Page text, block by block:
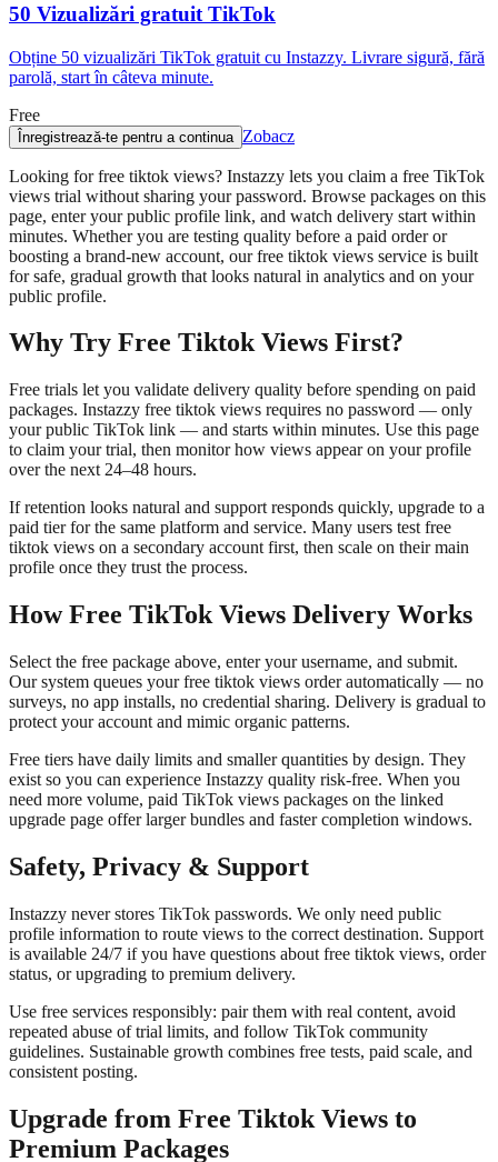
50 Vizualizări gratuit TikTok
Obține 50 vizualizări TikTok gratuit cu Instazzy. Livrare sigură, fără
parolă, start în câteva minute.
Free
Înregistrează-te pentru a continua Zobacz
Looking for free tiktok views? Instazzy lets you claim a free TikTok
views trial without sharing your password. Browse packages on this
page, enter your public profile link, and watch delivery start within
minutes. Whether you are testing quality before a paid order or
boosting a brand-new account, our free tiktok views service is built
for safe, gradual growth that looks natural in analytics and on your
public profile.
Why Try Free Tiktok Views First?
Free trials let you validate delivery quality before spending on paid
packages. Instazzy free tiktok views requires no password — only
your public TikTok link — and starts within minutes. Use this page
to claim your trial, then monitor how views appear on your profile
over the next 24–48 hours.
If retention looks natural and support responds quickly, upgrade to a
paid tier for the same platform and service. Many users test free
tiktok views on a secondary account first, then scale on their main
profile once they trust the process.
How Free TikTok Views Delivery Works
Select the free package above, enter your username, and submit.
Our system queues your free tiktok views order automatically — no
surveys, no app installs, no credential sharing. Delivery is gradual to
protect your account and mimic organic patterns.
Free tiers have daily limits and smaller quantities by design. They
exist so you can experience Instazzy quality risk-free. When you
need more volume, paid TikTok views packages on the linked
upgrade page offer larger bundles and faster completion windows.
Safety, Privacy & Support
Instazzy never stores TikTok passwords. We only need public
profile information to route views to the correct destination. Support
is available 24/7 if you have questions about free tiktok views, order
status, or upgrading to premium delivery.
Use free services responsibly: pair them with real content, avoid
repeated abuse of trial limits, and follow TikTok community
guidelines. Sustainable growth combines free tests, paid scale, and
consistent posting.
Upgrade from Free Tiktok Views to
Premium Packages